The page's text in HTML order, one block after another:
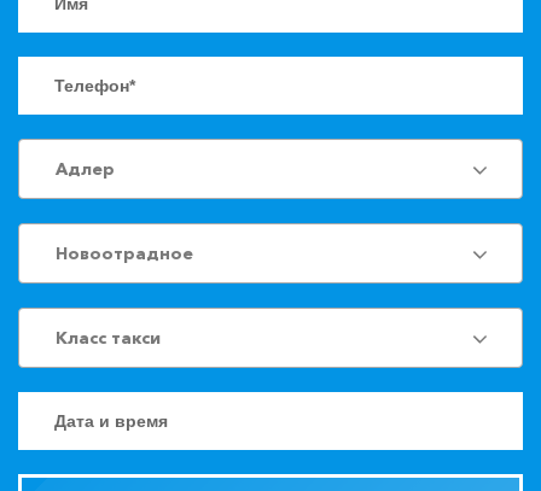
Адлер
Новоотрадное
Класс такси